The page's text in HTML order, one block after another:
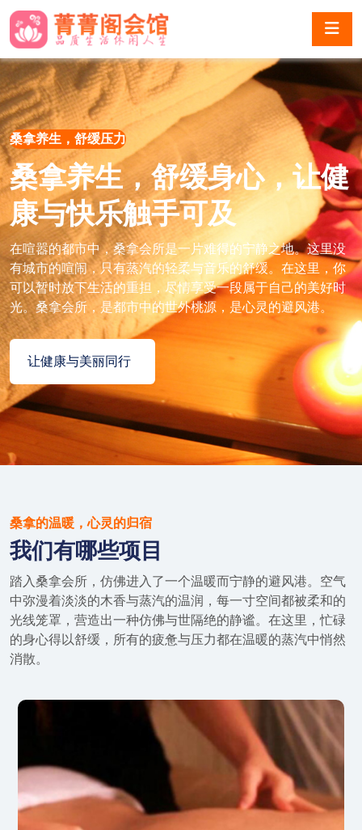
桑拿养生，舒缓压力
桑拿养生，舒缓身心，让健
康与快乐触手可及
在喧嚣的都市中，桑拿会所是一片难得的宁静之地。这里没
有城市的喧闹，只有蒸汽的轻柔与音乐的舒缓。在这里，你
可以暂时放下生活的重担，尽情享受一段属于自己的美好时
光。桑拿会所，是都市中的世外桃源，是心灵的避风港。
让健康与美丽同行
桑拿的温暖，心灵的归宿
我们有哪些项目
踏入桑拿会所，仿佛进入了一个温暖而宁静的避风港。空气
中弥漫着淡淡的木香与蒸汽的温润，每一寸空间都被柔和的
光线笼罩，营造出一种仿佛与世隔绝的静谧。在这里，忙碌
的身心得以舒缓，所有的疲惫与压力都在温暖的蒸汽中悄然
消散。